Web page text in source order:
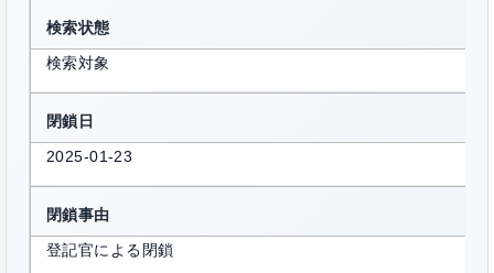
検索状態
検索対象
閉鎖日
2025-01-23
閉鎖事由
登記官による閉鎖